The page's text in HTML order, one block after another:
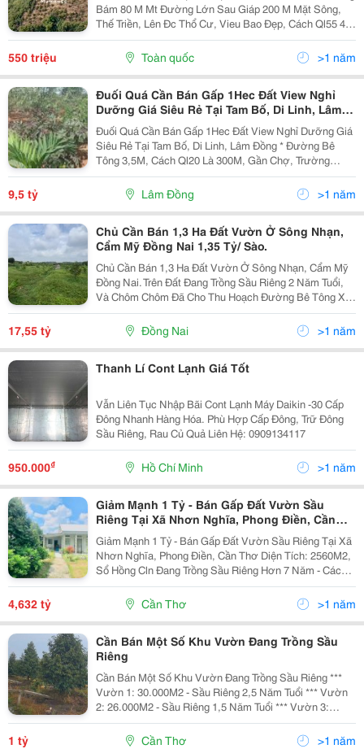
Bám 80 M Mt Đường Lớn Sau Giáp 200 M Mặt Sông,
Thế Triền, Lên Đc Thổ Cư, Vieu Bao Đẹp, Cách Ql55 4
Km. Đường Lớn, Trên Đất Đang Trồng Sầu Riêng, Thích
Hợp Đầu Tư, Nghĩ Dưỡng, Làm Vườn... Pháp...
550 triệu Toàn quốc >1 năm
Đuối Quá Cần Bán Gấp 1Hec Đất View Nghỉ
Dưỡng Giá Siêu Rẻ Tại Tam Bố, Di Linh, Lâm
Đồng
Đuối Quá Cần Bán Gấp 1Hec Đất View Nghỉ Dưỡng Giá
Siêu Rẻ Tại Tam Bố, Di Linh, Lâm Đồng * Đường Bê
Tông 3,5M, Cách Ql20 Là 300M, Gần Chợ, Trường
Học... * Thổ Cư Full * Đã Trồng Sầu Riêng 7 Năm, Và Đủ
Loại Cây Ăn Trái, Cây Cảnh, Vườn Bonsai Có Giá...
9,5 tỷ Lâm Đồng >1 năm
Chủ Cần Bán 1,3 Ha Đất Vườn Ở Sông Nhạn,
Cẩm Mỹ Đồng Nai 1,35 Tỷ/ Sào.
Chủ Cần Bán 1,3 Ha Đất Vườn Ở Sông Nhạn, Cẩm Mỹ
Đồng Nai. Trên Đất Đang Trồng Sầu Riêng 2 Năm Tuổi,
Và Chôm Chôm Đã Cho Thu Hoạch Đường Bê Tông Xe
Tải Tới Tận Vườn Vườn Cách Đường Chính Sông Nhạn
Dầu Dây Vài Trăm Mét Giá Bán: 1.35 Tỷ/ Sào
17,55 tỷ Đồng Nai >1 năm
Thanh Lí Cont Lạnh Giá Tốt
Vẫn Liên Tục Nhập Bãi Cont Lạnh Máy Daikin -30 Cấp
Đông Nhanh Hàng Hóa. Phù Hợp Cấp Đông, Trữ Đông
Sầu Riêng, Rau Củ Quả Liên Hệ: 0909134117
950.000₫ Hồ Chí Minh >1 năm
Giảm Mạnh 1 Tỷ - Bán Gấp Đất Vườn Sầu
Riêng Tại Xã Nhơn Nghĩa, Phong Điền, Cần
Thơ
Giảm Mạnh 1 Tỷ - Bán Gấp Đất Vườn Sầu Riêng Tại Xã
Nhơn Nghĩa, Phong Điền, Cần Thơ Diện Tích: 2560M2,
Sổ Hồng Cln Đang Trồng Sầu Riêng Hơn 7 Năm - Cách
Trung Tâm Tp Cần Thơ 20P - Đã Có Sẵn Ống Tưới
Nước Tự Động Rất Thuận Tiện, Trên Đất Có Nhà C4...
4,632 tỷ Cần Thơ >1 năm
Cần Bán Một Số Khu Vườn Đang Trồng Sầu
Riêng
Cần Bán Một Số Khu Vườn Đang Trồng Sầu Riêng ***
Vườn 1: 30.000M2 - Sầu Riêng 2,5 Năm Tuổi *** Vườn
2: 26.000M2 - Sầu Riêng 1,5 Năm Tuổi *** Vườn 3:
15.000M2 - Sầu Riêng 7 Năm Tuổi *** Vườn 4:
13.000M2 - Sầu Riêng 4 Năm Tuổi *** Vườn 5:...
1 tỷ Cần Thơ >1 năm